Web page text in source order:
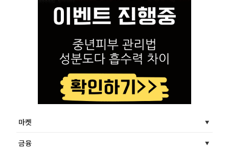
마켓
금융